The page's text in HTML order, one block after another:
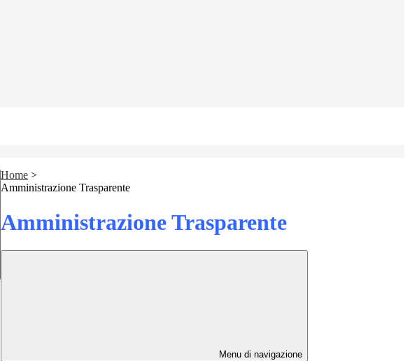
Home >
Amministrazione Trasparente
Amministrazione Trasparente
Menu di navigazione